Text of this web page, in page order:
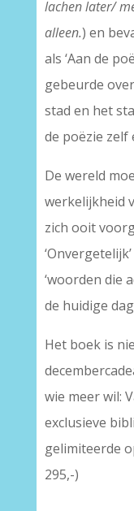
lachen later/
alleen.) en
als ‘Aan de
gebeurde
stad en het
de poëzie zelf
De wereld
werkelijkheid
zich ooit
‘woorden die
de huidige
Het boek is
wie meer wil:
exclusieve
gelimiteerde
295,-)